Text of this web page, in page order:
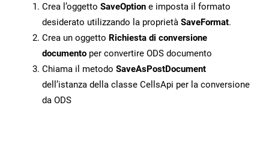
Crea l’oggetto SaveOption e imposta il formato
desiderato utilizzando la proprietà SaveFormat.
Crea un oggetto Richiesta di conversione
documento per convertire ODS documento
Chiama il metodo SaveAsPostDocument
dell’istanza della classe CellsApi per la conversione
da ODS